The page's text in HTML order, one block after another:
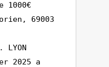
1000€
69003
2025 a